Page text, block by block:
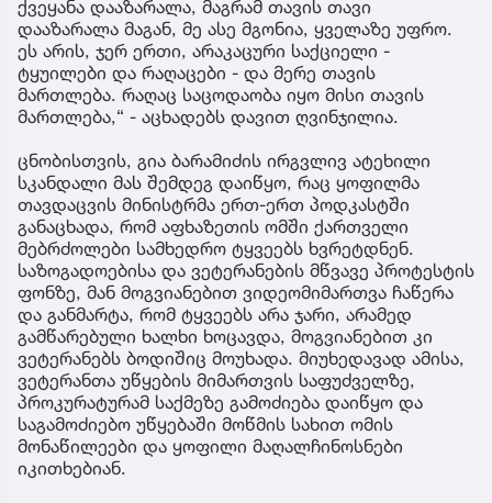
ქვეყანა დააზარალა, მაგრამ თავის თავი
დააზარალა მაგან, მე ასე მგონია, ყველაზე უფრო.
ეს არის, ჯერ ერთი, არაკაცური საქციელი -
ტყუილები და რაღაცები - და მერე თავის
მართლება. რაღაც საცოდაობა იყო მისი თავის
მართლება,“ - აცხადებს დავით ღვინჯილია.
ცნობისთვის, გია ბარამიძის ირგვლივ ატეხილი
სკანდალი მას შემდეგ დაიწყო, რაც ყოფილმა
თავდაცვის მინისტრმა ერთ-ერთ პოდკასტში
განაცხადა, რომ აფხაზეთის ომში ქართველი
მებრძოლები სამხედრო ტყვეებს ხვრეტდნენ.
საზოგადოებისა და ვეტერანების მწვავე პროტესტის
ფონზე, მან მოგვიანებით ვიდეომიმართვა ჩაწერა
და განმარტა, რომ ტყვეებს არა ჯარი, არამედ
გამწარებული ხალხი ხოცავდა, მოგვიანებით კი
ვეტერანებს ბოდიშიც მოუხადა. მიუხედავად ამისა,
ვეტერანთა უწყების მიმართვის საფუძველზე,
პროკურატურამ საქმეზე გამოძიება დაიწყო და
საგამოძიებო უწყებაში მოწმის სახით ომის
მონაწილეები და ყოფილი მაღალჩინოსნები
იკითხებიან.